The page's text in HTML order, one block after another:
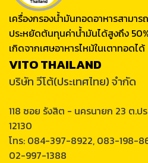
เครื่องกรองน้ำมันทอดอาหารสามา
ประหยัดต้นทุนค่าน้ำมันได้สูงถึง
เกิดจากเศษอาหารไหม้ในเตาทอดได้
VITO THAILAND
บริษัท วีโต้(ประเทศไทย) จำกัด
118 ซอย รังสิต - นครนายก 23 ต.
12130
โทร: 084-397-8922, 083-198-
02-997-1388